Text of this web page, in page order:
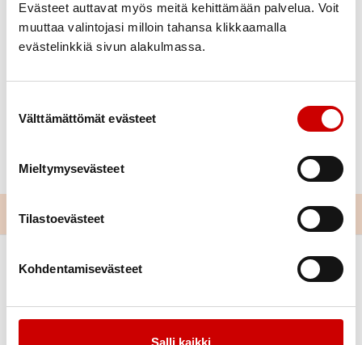
Evästeet auttavat myös meitä kehittämään palvelua. Voit
muuttaa valintojasi milloin tahansa klikkaamalla
evästelinkkiä sivun alakulmassa.
Välttämättömät evästeet
Mieltymysevästeet
Tilastoevästeet
Kohdentamisevästeet
Salli kaikki
tutuksi-tapahtumassa 14.5.2022 klo 9.00 alkaen.
Löydät sydänyhdistyksen väkeä lähtöpaikalta
Mustolan sulun länsipuolen parkkialueelta.
Koko reitti on n. 4 km. Siitä voi kävellä osia tai
vaikkapa itäisen rantaraitin kokonaisuudessaan n. 9
Tervetuloa mukaan!